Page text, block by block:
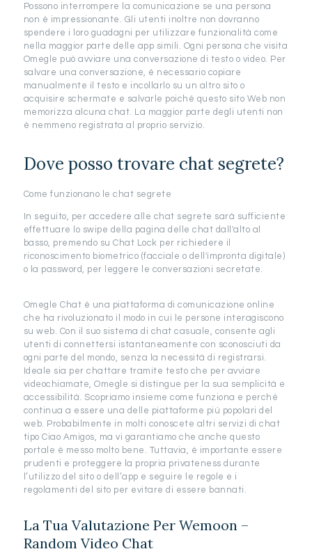
Possono interrompere la comunicazione se una persona
non è impressionante. Gli utenti inoltre non dovranno
spendere i loro guadagni per utilizzare funzionalità come
nella maggior parte delle app simili. Ogni persona che visita
Omegle può avviare una conversazione di testo o video. Per
salvare una conversazione, è necessario copiare
manualmente il testo e incollarlo su un altro sito o
acquisire schermate e salvarle poiché questo sito Web non
memorizza alcuna chat. La maggior parte degli utenti non
è nemmeno registrata al proprio servizio.
Dove posso trovare chat segrete?
Come funzionano le chat segrete
In seguito, per accedere alle chat segrete sarà sufficiente
effettuare lo swipe della pagina delle chat dall'alto al
basso, premendo su Chat Lock per richiedere il
riconoscimento biometrico (facciale o dell'impronta digitale)
o la password, per leggere le conversazioni secretate.
Omegle Chat è una piattaforma di comunicazione online
che ha rivoluzionato il modo in cui le persone interagiscono
su web. Con il suo sistema di chat casuale, consente agli
utenti di connettersi istantaneamente con sconosciuti da
ogni parte del mondo, senza la necessità di registrarsi.
Ideale sia per chattare tramite testo che per avviare
videochiamate, Omegle si distingue per la sua semplicità e
accessibilità. Scopriamo insieme come funziona e perché
continua a essere una delle piattaforme più popolari del
web. Probabilmente in molti conoscete altri servizi di chat
tipo Ciao Amigos, ma vi garantiamo che anche questo
portale è messo molto bene. Tuttavia, è importante essere
prudenti e proteggere la propria privateness durante
l’utilizzo del sito o dell’app e seguire le regole e i
regolamenti del sito per evitare di essere bannati.
La Tua Valutazione Per Wemoon –
Random Video Chat